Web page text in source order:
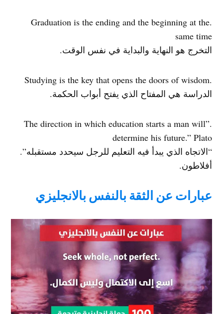
.Graduation is the ending and the beginning at the
same time
التخرج هو النهاية والبداية في نفس الوقت.
.Studying is the key that opens the doors of wisdom
الدراسة هي المفتاح الذي يفتح أبواب الحكمة.
.”The direction in which education starts a man will
determine his future.” Plato
“الاتجاه الذي يبدأ فيه التعليم للرجل سيحدد مستقبله”.
أفلاطون.
عبارات عن الثقة بالنفس بالانجليزي